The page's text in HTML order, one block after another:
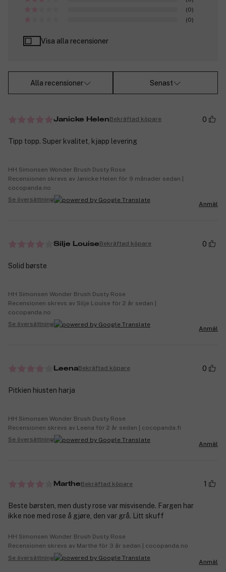
(0)
(0)
Visa alla recensioner
Alla recensioner Senast
Janicke HelenBekräftad köpare 0
Tipp topp. Super kvalitet, kjapp levering
HH Simonsen Wonder Brush Dusty Rose
Recensionen skrevs av Janicke Helen för 9 månader sedan |
cocopanda.no
Se översättning
Anmäl
Silje LouiseBekräftad köpare 0
Solid børste
HH Simonsen Wonder Brush Dusty Rose
Recensionen skrevs av Silje Louise för 2 år sedan |
cocopanda.no
Se översättning
Anmäl
LeenaBekräftad köpare 0
Pitkien hiusten harja
HH Simonsen Wonder Brush Dusty Rose
Recensionen skrevs av Leena för 2 år sedan | cocopanda.fi
Se översättning
Anmäl
MartheBekräftad köpare 1
Beste børsten, men dusty rose var misvisende. Fargen har
ikke noe med rose å gjøre, den var grå. Litt skuff
HH Simonsen Wonder Brush Dusty Rose
Recensionen skrevs av Marthe för 3 år sedan | cocopanda.no
Se översättning
Anmäl